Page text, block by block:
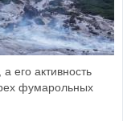
его активность
фумарольных